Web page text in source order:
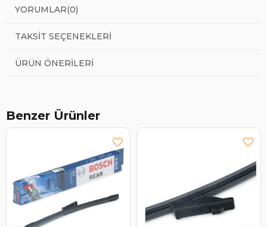
YORUMLAR(0)
TAKSIT SEÇENEKLERI
ÜRÜN ÖNERILERI
Benzer Ürünler